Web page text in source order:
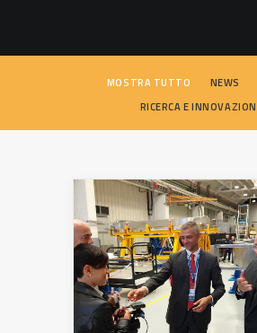
MOSTRA TUTTO NEWS
RICERCA E